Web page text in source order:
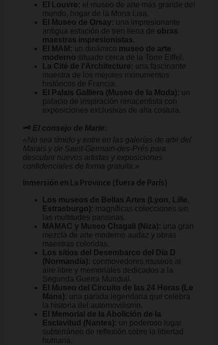
El Louvre: el museo de arte más grande del
mundo, hogar de la Mona Lisa.
El Museo de Orsay: una impresionante
antigua estación de tren llena de obras
maestras impresionistas.
El MAM: un dinámico museo de arte
moderno situado cerca de la Torre Eiffel.
La Cité de l'Architecture: una fascinante
muestra de los mejores monumentos
históricos de Francia.
El Palais Galliera (Museo de la Moda): un
palacio de inspiración renacentista con
exposiciones exclusivas de alta costura.
🗝️ El consejo de Marie:
«No sea tímido y entre en las galerías de arte del
Marais y de Saint-Germain-des-Prés para
descubrir nuevos artistas y exposiciones
confidenciales de forma gratuita.»
Inmersión en La Province (fuera de París)
Los museos de Bellas Artes (Lyon, Lille,
Estrasburgo): magníficas colecciones sin
las multitudes parisinas.
MAMAC y Museo Chagall (Niza): una gran
mezcla de arte moderno audaz y obras
maestras coloridas.
Los sitios del Desembarco del Día D
(Normandía): conmovedores museos al
aire libre y memoriales dedicados a la
Segunda Guerra Mundial.
El Museo del Circuito de las 24 Horas (Le
Mans): una parada legendaria que celebra
la historia del automovilismo.
El Memorial de la Abolición de la
Esclavitud (Nantes): un poderoso lugar
subterráneo de reflexión sobre la libertad
humana.